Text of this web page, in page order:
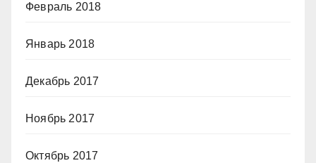
Февраль 2018
Январь 2018
Декабрь 2017
Ноябрь 2017
Октябрь 2017